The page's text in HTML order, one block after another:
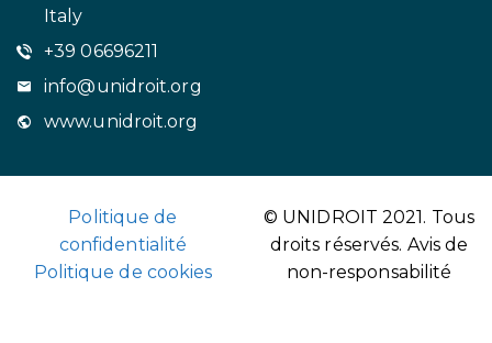
Italy
+39 06696211
info@unidroit.org
www.unidroit.org
Politique de
confidentialité
Politique de cookies
© UNIDROIT 2021. Tous
droits réservés. Avis de
non-responsabilité